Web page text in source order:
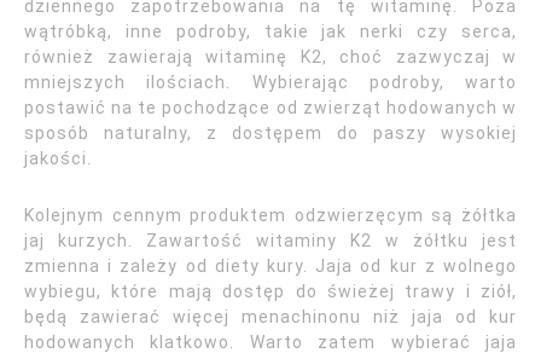
dziennego zapotrzebowania na tę witaminę. Poza
wątróbką, inne podroby, takie jak nerki czy serca,
również zawierają witaminę K2, choć zazwyczaj w
mniejszych ilościach. Wybierając podroby, warto
postawić na te pochodzące od zwierząt hodowanych w
sposób naturalny, z dostępem do paszy wysokiej
jakości.
Kolejnym cennym produktem odzwierzęcym są żółtka
jaj kurzych. Zawartość witaminy K2 w żółtku jest
zmienna i zależy od diety kury. Jaja od kur z wolnego
wybiegu, które mają dostęp do świeżej trawy i ziół,
będą zawierać więcej menachinonu niż jaja od kur
hodowanych klatkowo. Warto zatem wybierać jaja